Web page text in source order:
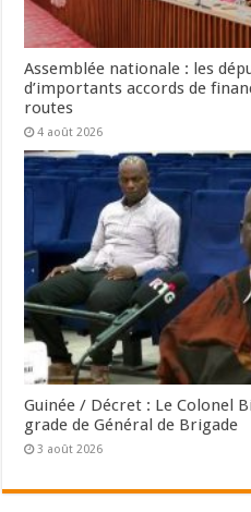
Assemblée nationale : les
d’importants accords de
routes
4 août 2026
Guinée / Décret : Le Colonel
grade de Général de Brigade
3 août 2026